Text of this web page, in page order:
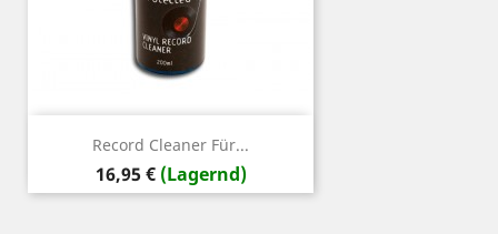
Record Cleaner Für...
Preis
16,95 € (Lagernd)